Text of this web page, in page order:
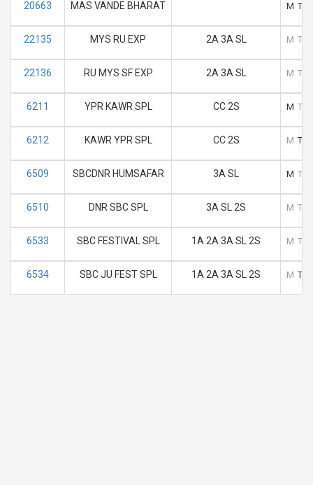
20663 MAS VANDE BHARAT M T
22135 MYS RU EXP 2A 3A SL M T
22136 RU MYS SF EXP 2A 3A SL M T
6211 YPR KAWR SPL CC 2S M T
6212 KAWR YPR SPL CC 2S M T
6509 SBCDNR HUMSAFAR 3A SL M T
6510 DNR SBC SPL 3A SL 2S M T
6533 SBC FESTIVAL SPL 1A 2A 3A SL 2S M T
6534 SBC JU FEST SPL 1A 2A 3A SL 2S M T